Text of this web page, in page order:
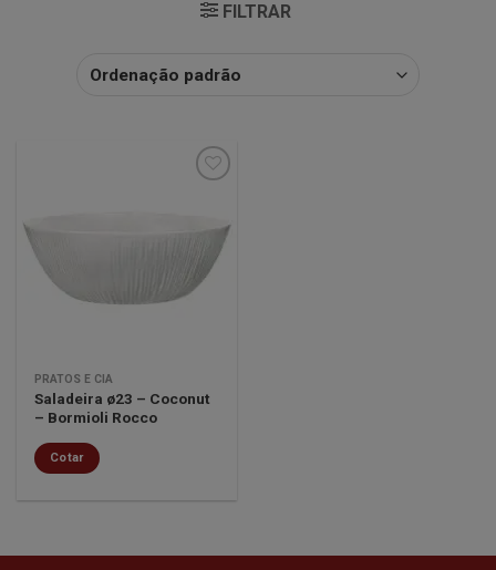
FILTRAR
lista de
desejos
PRATOS E CIA
Saladeira ø23 – Coconut
– Bormioli Rocco
Cotar